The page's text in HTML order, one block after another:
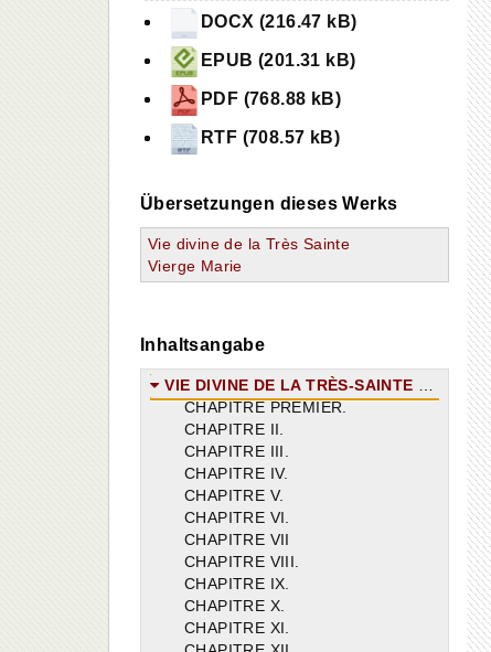
DOCX (216.47 kB)
EPUB (201.31 kB)
PDF (768.88 kB)
RTF (708.57 kB)
Übersetzungen dieses Werks
Vie divine de la Très Sainte
Vierge Marie
Inhaltsangabe
VIE DIVINE DE LA TRÈS-SAINTE VIERGE MARIE
CHAPITRE PREMIER.
CHAPITRE II.
CHAPITRE III.
CHAPITRE IV.
CHAPITRE V.
CHAPITRE VI.
CHAPITRE VII
CHAPITRE VIII.
CHAPITRE IX.
CHAPITRE X.
CHAPITRE XI.